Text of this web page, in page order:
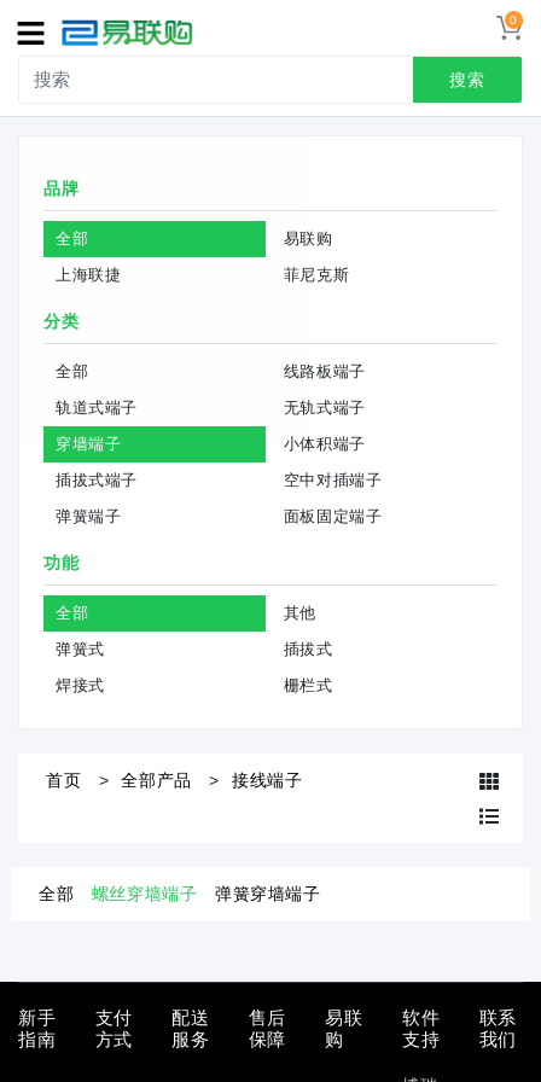
0
搜索
导
航
接线端子
冷压端头
品牌
全部
易联购
上海联捷
菲尼克斯
分类
全部
线路板端子
轨道式端子
无轨式端子
穿墙端子
小体积端子
插拔式端子
空中对插端子
弹簧端子
面板固定端子
功能
全部
其他
弹簧式
插拔式
焊接式
栅栏式
首页 全部产品 接线端子
全部 螺丝穿墙端子 弹簧穿墙端子
新手
指南
支付
方式
配送
服务
售后
保障
易联
购
软件
支持
联系
我们